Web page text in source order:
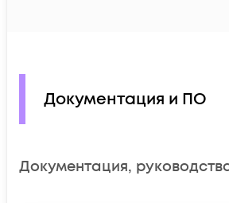
Документация и ПО
Документация,